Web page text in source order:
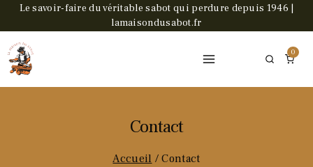
Le savoir-faire du véritable sabot qui perdure depuis 1946 |
lamaisondusabot.fr
0
Contact
Accueil / Contact